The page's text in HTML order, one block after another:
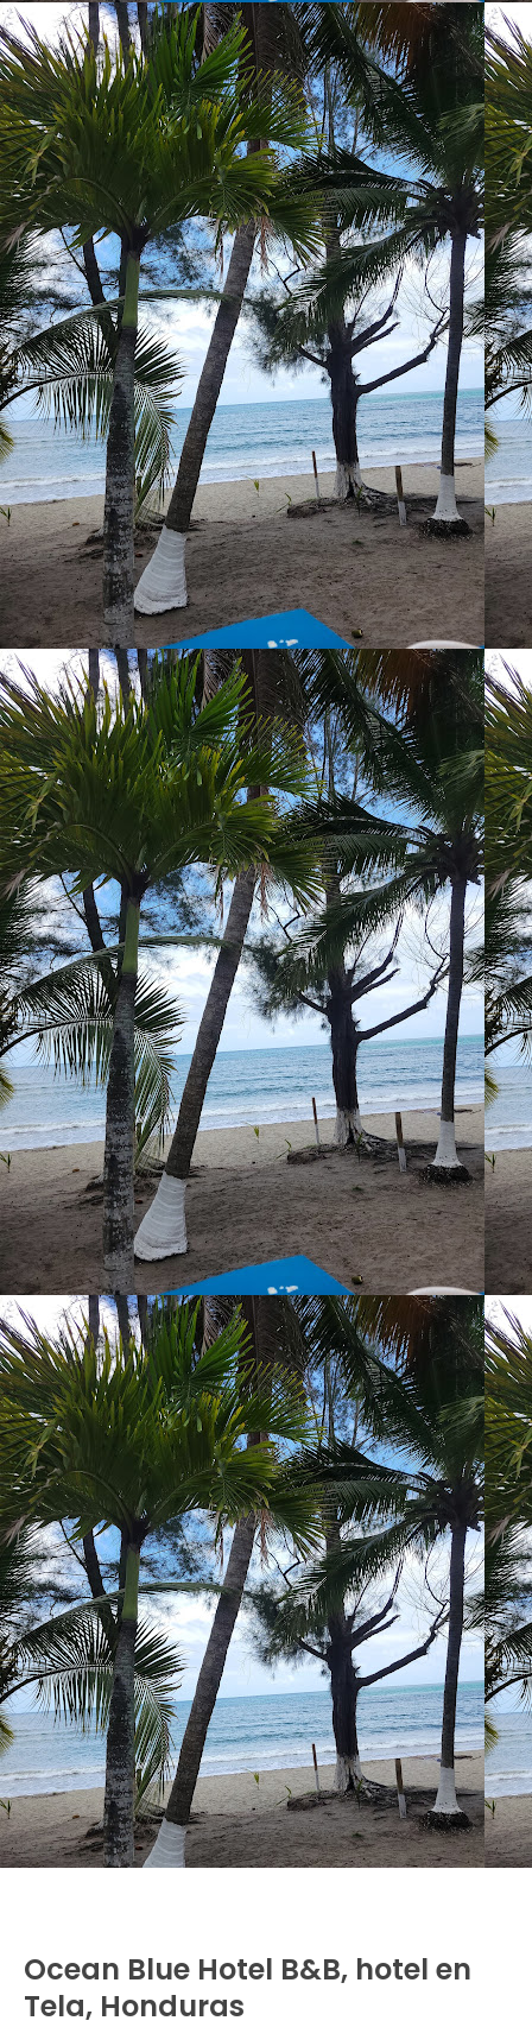
Ocean Blue Hotel B&B, hotel en
Tela, Honduras